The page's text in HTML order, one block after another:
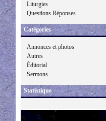
Liturgies
Questions Réponses
Catégories
Annonces et photos
Autres
Éditorial
Sermons
Statistique